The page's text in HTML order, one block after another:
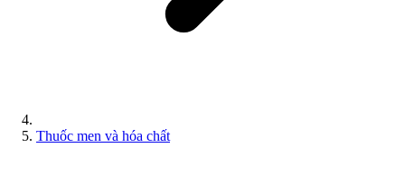
Thuốc men và hóa chất